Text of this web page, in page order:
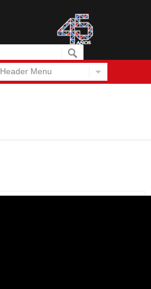
Header Menu